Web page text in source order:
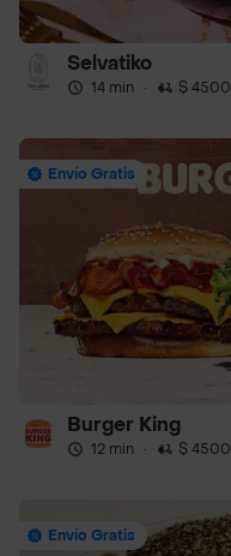
Selvatiko
14 min · $ 4500
Envío Gratis
Burger King
12 min · $ 4500
Envío Gratis